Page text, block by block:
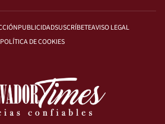
PUBLICIDADSUSCRÍBETEAVISO LEGAL
POLÍTICA DE COOKIES